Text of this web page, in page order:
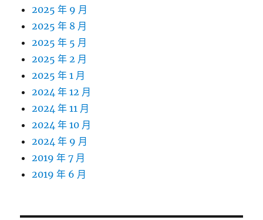
2025 年 9 月
2025 年 8 月
2025 年 5 月
2025 年 2 月
2025 年 1 月
2024 年 12 月
2024 年 11 月
2024 年 10 月
2024 年 9 月
2019 年 7 月
2019 年 6 月